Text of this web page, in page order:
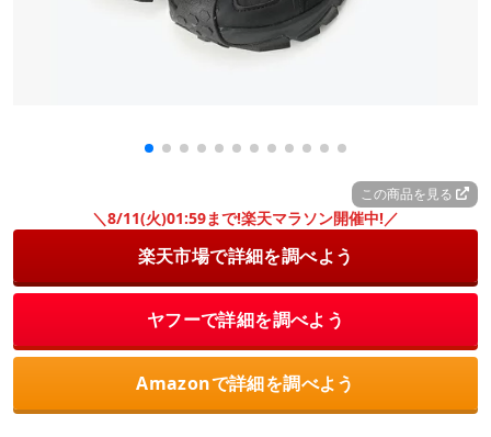
この商品を見る
＼8/11(火)01:59まで!楽天マラソン開催中!／
楽天市場で詳細を調べよう
ヤフーで詳細を調べよう
Amazonで詳細を調べよう